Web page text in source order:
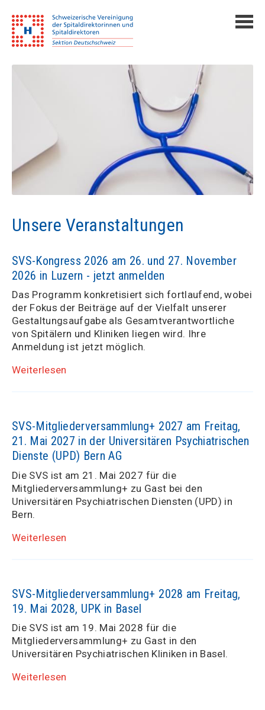
Unsere Veranstaltungen
SVS-Kongress 2026 am 26. und 27. November
2026 in Luzern - jetzt anmelden
Das Programm konkretisiert sich fortlaufend, wobei
der Fokus der Beiträge auf der Vielfalt unserer
Gestaltungsaufgabe als Gesamtverantwortliche
von Spitälern und Kliniken liegen wird. Ihre
Anmeldung ist jetzt möglich.
Weiterlesen
SVS-Mitgliederversammlung+ 2027 am Freitag,
21. Mai 2027 in der Universitären Psychiatrischen
Dienste (UPD) Bern AG
Die SVS ist am 21. Mai 2027 für die
Mitgliederversammlung+ zu Gast bei den
Universitären Psychiatrischen Diensten (UPD) in
Bern.
Weiterlesen
SVS-Mitgliederversammlung+ 2028 am Freitag,
19. Mai 2028, UPK in Basel
Die SVS ist am 19. Mai 2028 für die
Mitgliederversammlung+ zu Gast in den
Universitären Psychiatrischen Kliniken in Basel.
Weiterlesen